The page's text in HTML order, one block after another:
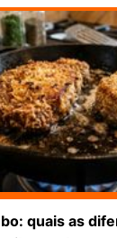
quais as